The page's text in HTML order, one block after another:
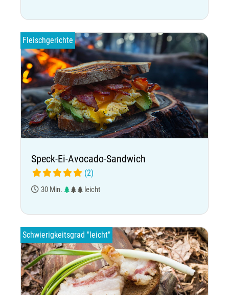
Fleischgerichte
Speck-Ei-Avocado-Sandwich
(2)
30 Min. leicht
Schwierigkeitsgrad "leicht"